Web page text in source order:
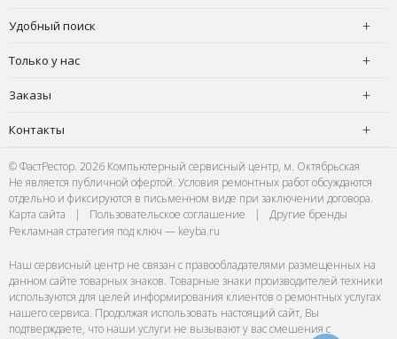
Удобный поиск
Только у нас
Заказы
Контакты
© ФастРестор. 2026 Компьютерный сервисный центр, м. Октябрьская
Не является публичной офертой. Условия ремонтных работ обсуждаются
отдельно и фиксируются в письменном виде при заключении договора.
Карта сайта
| Пользовательское соглашение |
Другие бренды
Рекламная стратегия под ключ — keyba.ru
Наш сервисный центр не связан с правообладателями размещенных на
данном сайте товарных знаков. Товарные знаки производителей техники
используются для целей информирования клиентов о ремонтных услугах
нашего сервиса. Продолжая использовать настоящий сайт, Вы
подтверждаете, что наши услуги не вызывают у вас смешения с